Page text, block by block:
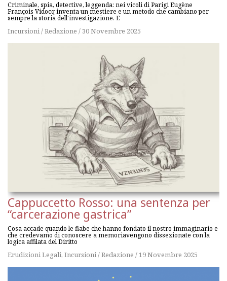
Criminale, spia, detective, leggenda: nei vicoli di Parigi Eugène
François Vidocq inventa un mestiere e un metodo che cambiano per
sempre la storia dell'investigazione. E
Incursioni/Redazione / 30 Novembre 2025
Cappuccetto Rosso: una sentenza per
“carcerazione gastrica”
Cosa accade quando le fiabe che hanno fondato il nostro immaginario e
che credevamo di conoscere a memoriavengono dissezionate con la
logica affilata del Diritto
Erudizioni Legali, Incursioni/Redazione /19 Novembre 2025